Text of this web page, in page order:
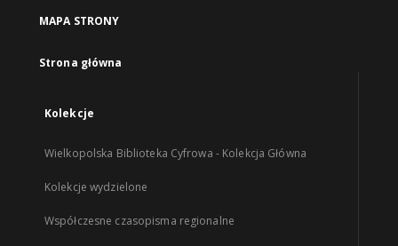
MAPA STRONY
Strona główna
Kolekcje
Wielkopolska Biblioteka Cyfrowa - Kolekcja Główna
Kolekcje wydzielone
Współczesne czasopisma regionalne